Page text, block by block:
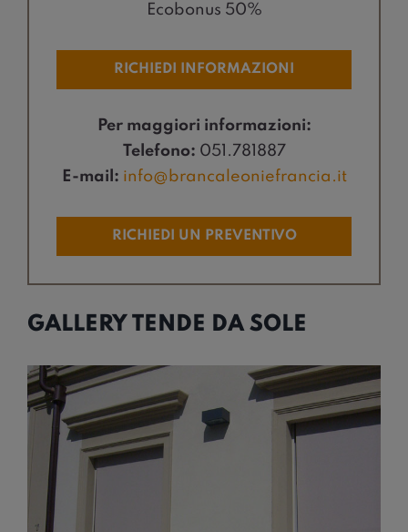
Ecobonus 50%
RICHIEDI INFORMAZIONI
Per maggiori informazioni:
Telefono: 051.781887
E-mail: info@brancaleoniefrancia.it
RICHIEDI UN PREVENTIVO
GALLERY TENDE DA SOLE